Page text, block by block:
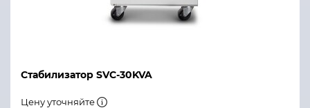
Стабилизатор SVC-30KVA
Цену уточняйте